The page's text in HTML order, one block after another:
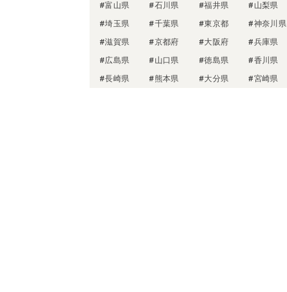
#富山県
#石川県 #福井県 #山梨県
#埼玉県
#千葉県 #東京都 #神奈川県
#滋賀県
#京都府 #大阪府 #兵庫県
#広島県
#山口県 #徳島県 #香川県
#長崎県
#熊本県 #大分県 #宮崎県